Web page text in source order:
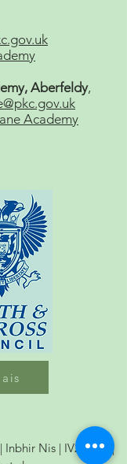
Aberfeldy,
Academy
Nis | IV2 3HQ |